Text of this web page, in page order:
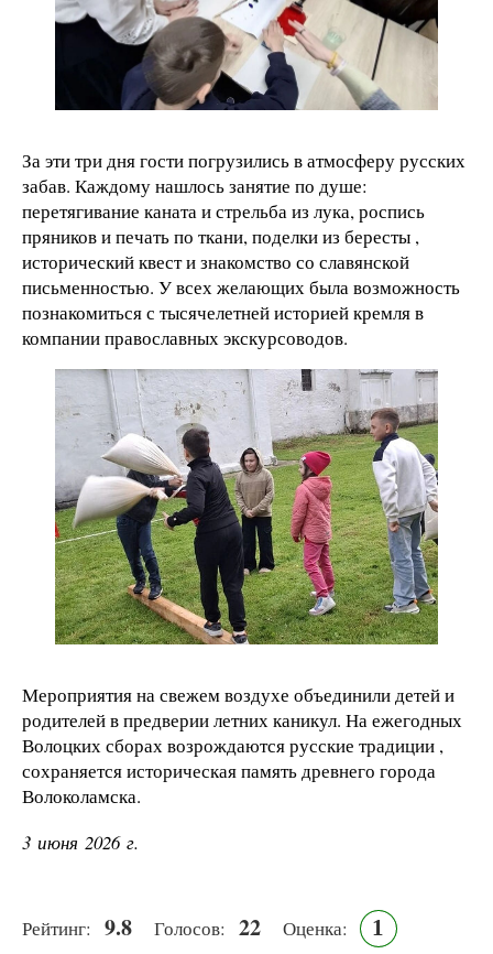
За эти три дня гости погрузились в атмосферу русских
забав. Каждому нашлось занятие по душе:
перетягивание каната и стрельба из лука, роспись
пряников и печать по ткани, поделки из бересты ,
исторический квест и знакомство со славянской
письменностью. У всех желающих была возможность
познакомиться с тысячелетней историей кремля в
компании православных экскурсоводов.
Мероприятия на свежем воздухе объединили детей и
родителей в предверии летних каникул. На ежегодных
Волоцких сборах возрождаются русские традиции ,
сохраняется историческая память древнего города
Волоколамска.
3 июня 2026 г.
Рейтинг: 9.8 Голосов: 22 Оценка: 1